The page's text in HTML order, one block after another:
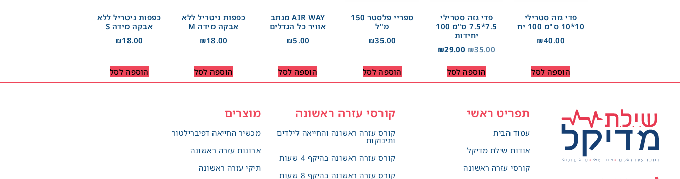
פדי גזה סטרילי
10*10 ס"מ 100 יח
₪40.00
הוספה לסל
פדי גזה סטרילי
7.5*7.5 ס"מ 100
יחידות
₪35.00
₪29.00
הוספה לסל
ספריי פלסטר 150
מ"ל
₪35.00
הוספה לסל
AIR WAY מנתב
אוויר כל הגדלים
₪5.00
הוספה לסל
כפפות ניטריל ללא
אבקה מידה M
₪18.00
הוספה לסל
כפפות ניטריל ללא
אבקה מידה S
₪18.00
הוספה לסל
תפריט ראשי
עמוד הבית
אודות שילת מדיקל
קורסי עזרה ראשונה
קורסי עזרה ראשונה
קורס עזרה ראשונה והחייאה לילדים
ותינוקות
קורס עזרה ראשונה בהיקף 4 שעות
קורס עזרה ראשונה בהיקף 8 שעות
מוצרים
מכשיר החייאה דפיברילטור
ארונות עזרה ראשונה
תיקי עזרה ראשונה